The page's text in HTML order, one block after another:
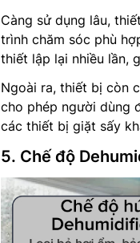
Càng sử dụng lâu,
trình chăm sóc phù
thiết lập lại nhiều lần,
Ngoài ra, thiết bị còn
cho phép người dùng
các thiết bị giặt sấy
5. Chế độ